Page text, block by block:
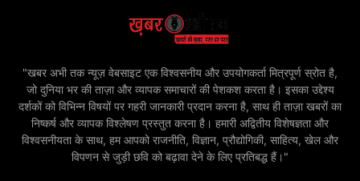
"खबर अभी तक न्यूज़ वेबसाइट एक विश्वसनीय और उपयोगकर्ता मित्रपूर्ण स्रोत है,
जो दुनिया भर की ताज़ा और व्यापक समाचारों की पेशकश करता है। इसका उद्देश्य
दर्शकों को विभिन्न विषयों पर गहरी जानकारी प्रदान करना है, साथ ही ताज़ा खबरों का
निष्कर्ष और व्यापक विश्लेषण प्रस्तुत करना है। हमारी अद्वितीय विशेषज्ञता और
विश्वसनीयता के साथ, हम आपको राजनीति, विज्ञान, प्रौद्योगिकी, साहित्य, खेल और
विपणन से जुड़ी छवि को बढ़ावा देने के लिए प्रतिबद्ध हैं।"